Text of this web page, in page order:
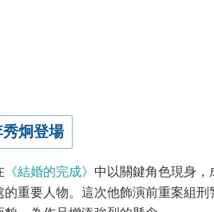
炯登場
《結婚的完成》 中以關鍵角色現身
的重要人物。這次他飾演前重案組